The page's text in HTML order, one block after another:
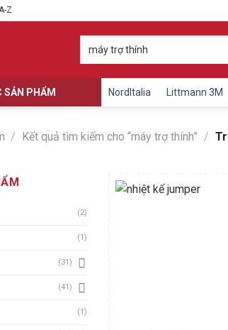
Z
kiếm:
SẢN PHẨM NordItalia Littmann 3M
/ Kết quả tìm kiếm cho “máy trợ thính” /
(2)
(1)
(31)
(41)
(1)